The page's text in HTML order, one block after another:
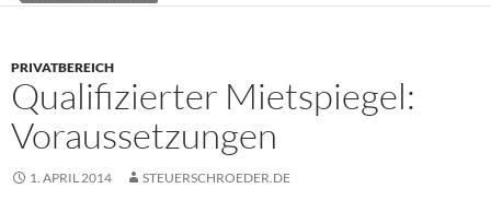
PRIVATBEREICH
Qualifizierter Mietspiegel:
Voraussetzungen
1. APRIL 2014 STEUERSCHROEDER.DE